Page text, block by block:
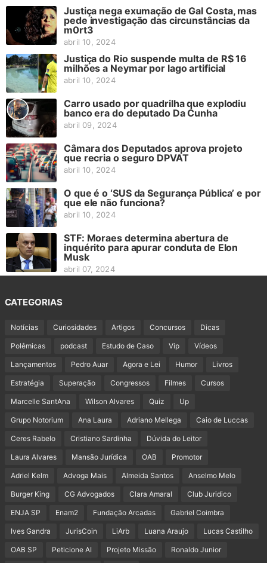
Justiça nega exumação de Gal Costa, mas
pede investigação das circunstâncias da
m0rt3
abril 10, 2024
Justiça do Rio suspende multa de R$ 16
milhões a Neymar por lago artificial
abril 10, 2024
Carro usado por quadrilha que explodiu
banco era do deputado Da Cunha
abril 09, 2024
Câmara dos Deputados aprova projeto
que recria o seguro DPVAT
abril 10, 2024
O que é o ‘SUS da Segurança Pública’ e por
que ele não funciona?
abril 10, 2024
STF: Moraes determina abertura de
inquérito para apurar conduta de Elon
Musk
abril 07, 2024
CATEGORIAS
Notícias Curiosidades Artigos Concursos Dicas
Polêmicas podcast Estudo de Caso Vip Vídeos
Lançamentos Pedro Auar Agora e Lei Humor Livros
Estratégia Superação Congressos Filmes Cursos
Marcelle SantAna Wilson Alvares Quiz Up
Grupo Notorium Ana Laura Adriano Mellega Caio de Luccas
Ceres Rabelo Cristiano Sardinha Dúvida do Leitor
Laura Alvares Mansão Jurídica OAB Promotor
Adriel Kelm Advoga Mais Almeida Santos Anselmo Melo
Burger King CG Advogados Clara Amaral Club Juridico
ENJA SP Enam2 Fundação Arcadas Gabriel Coimbra
Ives Gandra JurisCoin LiArb Luana Araujo Lucas Castilho
OAB SP Peticione AI Projeto Missão Ronaldo Junior